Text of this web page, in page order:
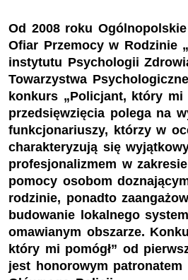
Od 2008 roku
Ofiar Przemocy w Rodzinie
instytutu Psychologii
Towarzystwa
konkurs „Policjant, który mi
przedsięwzięcia polega na
funkcjonariuszy, którzy w
charakteryzują się
profesjonalizmem w
pomocy osobom
rodzinie, ponadto
budowanie lokalnego
omawianym obszarze.
który mi pomógł” od
jest honorowym patronatem